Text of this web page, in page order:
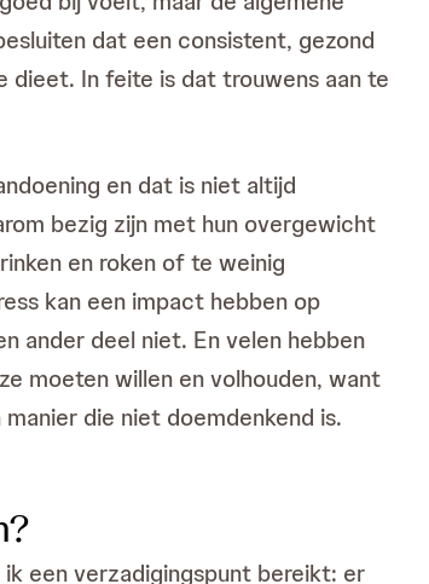
dat een consistent, gezond
In feite is dat trouwens aan te
en dat is niet altijd
bezig zijn met hun overgewicht
en roken of te weinig
kan een impact hebben op
ander deel niet. En velen hebben
moeten willen en volhouden, want
die niet doemdenkend is.
een verzadigingspunt bereikt: er